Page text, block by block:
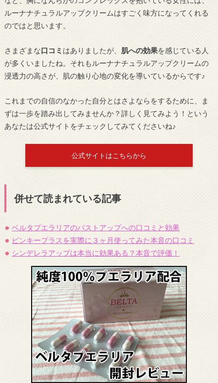
ルーナナチュラルアップクリームはすごく味方になってくれる
のではと思います。
さまざまな口コミ はありましたが、 肌への効果を感じている人
が多くいましたね。それもルーナナチュラルアップクリームの
浸透力の高さが、肌の触り心地の変化を導いているからです♪
これまでの自信のなかった自分とはさよならをするために、ま
ずは一歩を踏み出してみませんか？詳しく見てみよう！という
あなたは公式サイトをチェックしてみてくださいね♪
公式サイトはこちらから
併せて読まれている記事
ベルタプエラリアのバストアップへの口コミと効果
ピンキープラスを実際に３ヶ月使ってみた本音の口コミ
シンデレラアップは本当に効果ある？本音で評価！